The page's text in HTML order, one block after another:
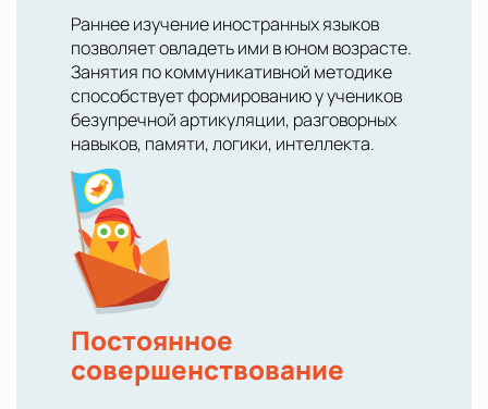
Раннее изучение иностранных языков
позволяет овладеть ими в юном возрасте.
Занятия по коммуникативной методике
способствует формированию у учеников
безупречной артикуляции, разговорных
навыков, памяти, логики, интеллекта.
Постоянное
совершенствование